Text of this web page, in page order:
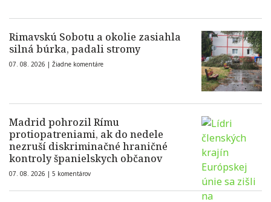
Rimavskú Sobotu a okolie zasiahla
silná búrka, padali stromy
07. 08. 2026 | Žiadne komentáre
Madrid pohrozil Rímu
protiopatreniami, ak do nedele
nezruší diskriminačné hraničné
kontroly španielskych občanov
07. 08. 2026 | 5 komentárov